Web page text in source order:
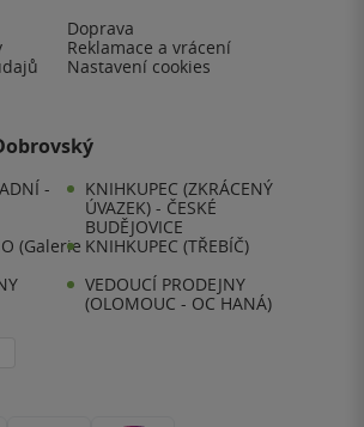
Doprava
Reklamace a vrácení
Nastavení cookies
-
KNIHKUPEC (ZKRÁCENÝ
ÚVAZEK) - ČESKÉ
BUDĚJOVICE
(Galerie KNIHKUPEC (TŘEBÍČ)
VEDOUCÍ PRODEJNY
(OLOMOUC - OC HANÁ)